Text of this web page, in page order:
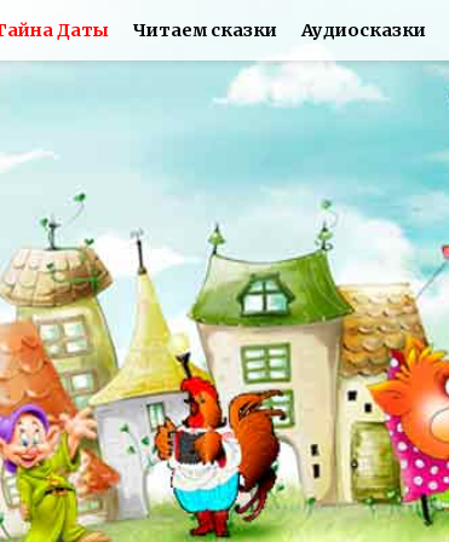
Даты Читаем сказки Аудиосказки